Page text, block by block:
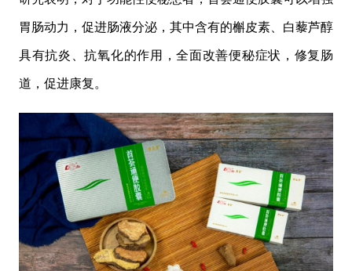
胃肠动力，促进肠液分泌，其中含有的槲皮素、白藜芦醇
具有抗炎、抗氧化的作用，全面改善便秘症状，修复肠
道，促进康复。